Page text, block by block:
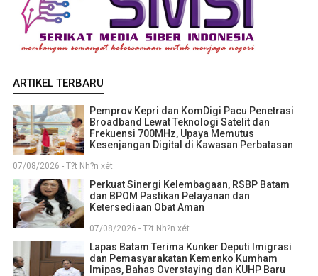
ARTIKEL TERBARU
Pemprov Kepri dan KomDigi Pacu Penetrasi
Broadband Lewat Teknologi Satelit dan
Frekuensi 700MHz, Upaya Memutus
Kesenjangan Digital di Kawasan Perbatasan
07/08/2026 - T?t Nh?n xét
Perkuat Sinergi Kelembagaan, RSBP Batam
dan BPOM Pastikan Pelayanan dan
Ketersediaan Obat Aman
07/08/2026 - T?t Nh?n xét
Lapas Batam Terima Kunker Deputi Imigrasi
dan Pemasyarakatan Kemenko Kumham
Imipas, Bahas Overstaying dan KUHP Baru